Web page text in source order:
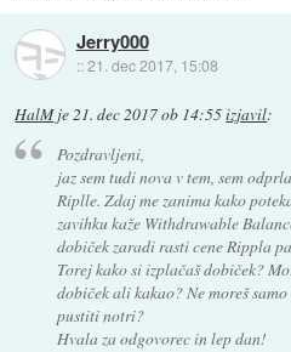
Jerry000
::21. dec 2017, 15:08
HalMje21. dec 2017 ob 14:55izjavil:
Pozdravljeni,
jaz sem tudi nova v tem, sem
Riplle. Zdaj me zanima kako
zavihku kaže Withdrawable
dobiček zaradi rasti cene Rippla
Torej kako si izplačaš dobiček?
dobiček ali kakao? Ne moreš
pustiti notri?
Hvala za odgovorec in lep dan!